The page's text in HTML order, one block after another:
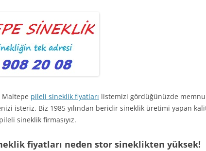
pileli sineklik fiyatları listemizi gördüğünüzde
isteriz. Biz 1985 yılından beridir sineklik üretimi yapan
sineklik firmasıyız.
fiyatları neden stor sineklikten yüksek!